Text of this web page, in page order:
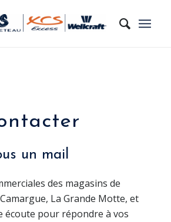
un mail
des magasins de
La Grande Motte, et
écoute pour répondre à vos